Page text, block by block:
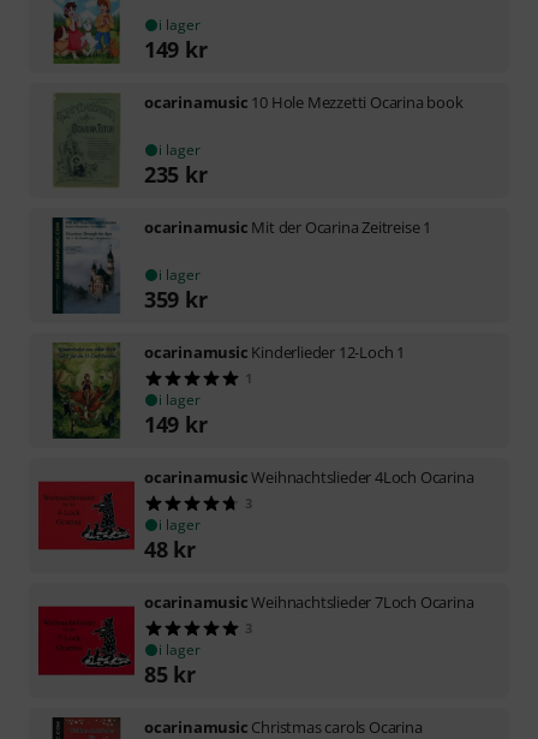
i lager
149 kr
ocarinamusic 10 Hole Mezzetti Ocarina book
i lager
235 kr
ocarinamusic Mit der Ocarina Zeitreise 1
i lager
359 kr
ocarinamusic Kinderlieder 12-Loch 1
1
i lager
149 kr
ocarinamusicWeihnachtslieder 4Loch Ocarina
3
i lager
48 kr
ocarinamusicWeihnachtslieder 7Loch Ocarina
3
i lager
85 kr
ocarinamusic Christmas carols Ocarina